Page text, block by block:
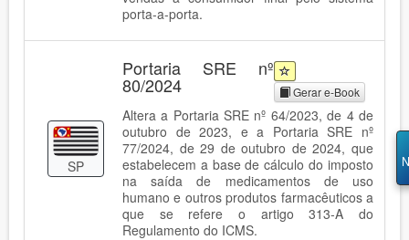
porta-a-porta.
SP
Portaria SRE nº
80/2024 Gerar e-Book
Altera a Portaria SRE nº 64/2023, de 4 de
outubro de 2023, e a Portaria SRE nº
77/2024, de 29 de outubro de 2024, que
estabelecem a base de cálculo do imposto
na saída de medicamentos de uso
humano e outros produtos farmacêuticos a
que se refere o artigo 313-A do
Regulamento do ICMS.